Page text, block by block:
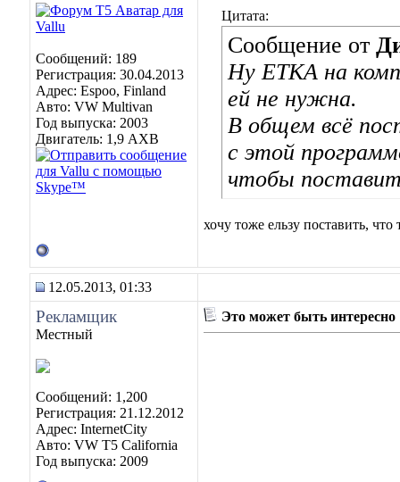
Сообщений: 189
Регистрация: 30.04.2013
Адрес: Espoo, Finland
Авто: VW Multivan
Год выпуска: 2003
Двигатель: 1,9 AXB
Цитата:
Сообщение от
Ну ЕТКА на
ей не нужна.
В общем всё
с этой
чтобы
хочу тоже ельзу поставить,
12.05.2013, 01:33
Рекламщик
Местный
Сообщений: 1,200
Регистрация: 21.12.2012
Адрес: InternetCity
Авто: VW T5 California
Год выпуска: 2009
Это может быть интересно